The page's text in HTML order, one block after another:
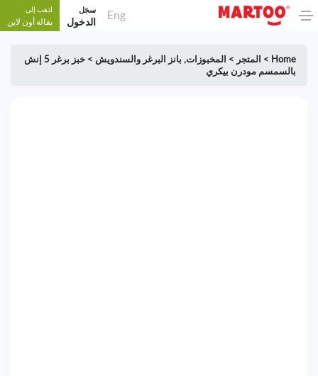
Eng سجَل
الدخول
اذهب إلى
بقالة أون لاين
Home
> المتجر > المخبوزات, بانز البرغر والسندويش >
خبز برغر 5 إنش
بالسمسم مودرن بيكري